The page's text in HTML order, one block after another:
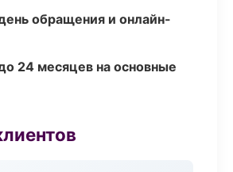
обращения и онлайн-
24 месяцев на основные